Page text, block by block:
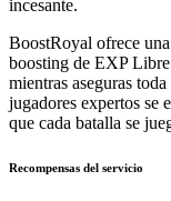
incesante.
BoostRoyal ofrece
boosting de EXP
mientras aseguras
jugadores expertos se
que cada batalla se
Recompensas del servicio